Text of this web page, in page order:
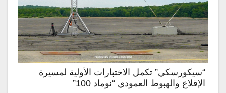
“سيكورسكي” تكمل الاختبارات الأولية لمسيرة
الإقلاع والهبوط العمودي “نوماد 100”